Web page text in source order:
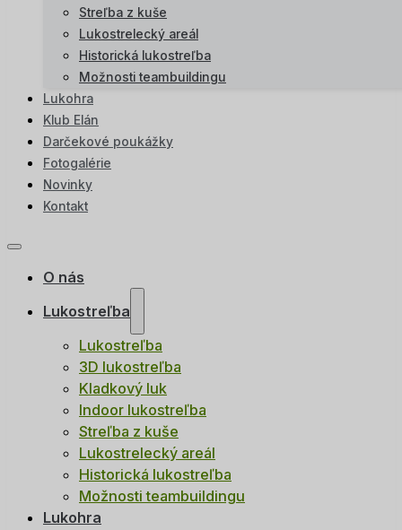
Streľba z kuše
Lukostrelecký areál
Historická lukostreľba
Možnosti teambuildingu
Lukohra
Klub Elán
Darčekové poukážky
Fotogalérie
Novinky
Kontakt
O nás
Lukostreľba
Lukostreľba
3D lukostreľba
Kladkový luk
Indoor lukostreľba
Streľba z kuše
Lukostrelecký areál
Historická lukostreľba
Možnosti teambuildingu
Lukohra